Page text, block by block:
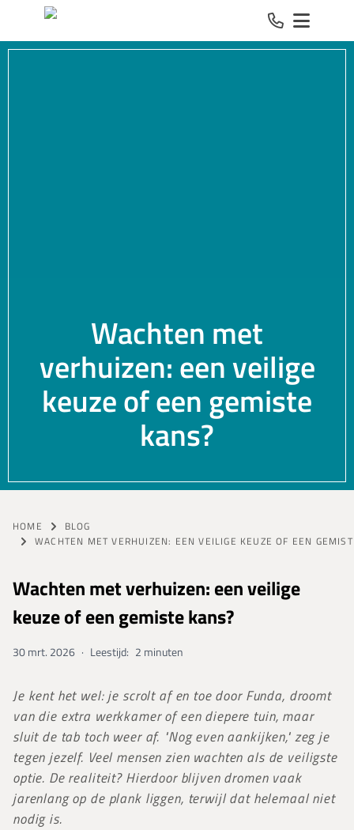
Spring naar inhoud
Wachten met
verhuizen: een veilige
keuze of een gemiste
kans?
HOME
BLOG
WACHTEN MET VERHUIZEN: EEN VEILIGE KEUZE OF EEN
Wachten met verhuizen: een veilige
keuze of een gemiste kans?
30 mrt. 2026 · Leestijd: 2 minuten
Je kent het wel: je scrolt af en toe door Funda, droomt
van die extra werkkamer of een diepere tuin, maar
sluit de tab toch weer af. "Nog even aankijken," zeg je
tegen jezelf. Veel mensen zien wachten als de veiligste
optie. De realiteit? Hierdoor blijven dromen vaak
jarenlang op de plank liggen, terwijl dat helemaal niet
nodig is.